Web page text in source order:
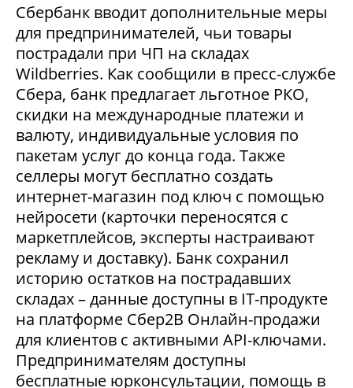
Сбербанк вводит дополнительные меры
для предпринимателей, чьи товары
пострадали при ЧП на складах
Wildberries. Как сообщили в пресс-службе
Сбера, банк предлагает льготное РКО,
скидки на международные платежи и
валюту, индивидуальные условия по
пакетам услуг до конца года. Также
селлеры могут бесплатно создать
интернет-магазин под ключ с помощью
нейросети (карточки переносятся с
маркетплейсов, эксперты настраивают
рекламу и доставку). Банк сохранил
историю остатков на пострадавших
складах – данные доступны в IT-продукте
на платформе Сбер2В Онлайн-продажи
для клиентов с активными API-ключами.
Предпринимателям доступны
бесплатные юрконсультации, помощь в